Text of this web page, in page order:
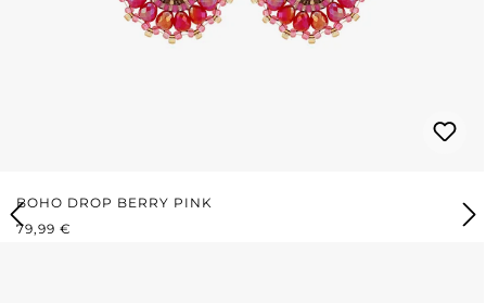
BOHO DROP BERRY PINK
PRIX RÉGULIER :
79,99 €